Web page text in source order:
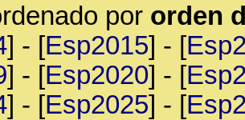
por orden
] - [Esp2015] - [
] - [Esp2020] - [
] - [Esp2025] - [